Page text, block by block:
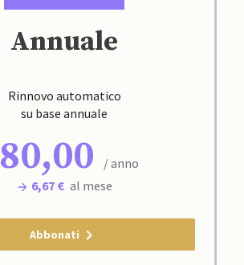
Annuale
Rinnovo automatico
su base annuale
80,00
/ anno
6,67 € al mese
Abbonati